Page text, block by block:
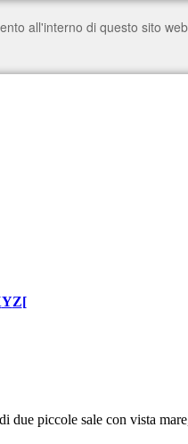
YZ[
due piccole sale con vista